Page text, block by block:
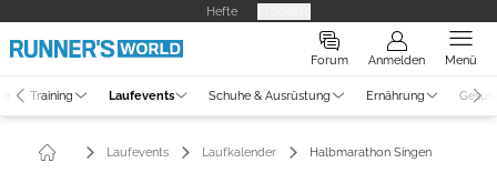
Hefte
Forum Anmelden Menü
Training Laufevents Schuhe & Ausrüstung Ernährung
Laufevents Laufkalender Halbmarathon Singen